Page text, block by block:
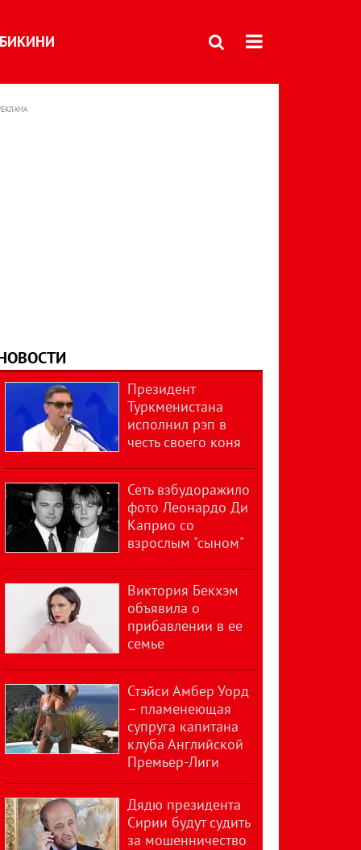
БИКИНИ
Президент
Туркменистана
исполнил рэп в
честь своего коня
Сеть взбудоражило
фото Леонардо Ди
Каприо со
взрослым "сыном"
Виктория Бекхэм
объявила о
прибавлении в ее
семье
Стэйси Амбер Уорд
– пламенеющая
супруга капитана
клуба Английской
Премьер-Лиги
Дядю президента
Сирии будут судить
за мошенничество